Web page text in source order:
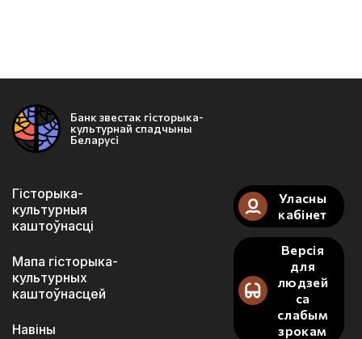
Банк звестак гісторыка-
культурнай спадчыны
Беларусі
Гісторыка-
культурныя
каштоўнасці
Мапа гісторыка-
культурных
каштоўнасцей
Навіны
Уласны
кабінет
Версія
для
людзей
са
слабым
зрокам